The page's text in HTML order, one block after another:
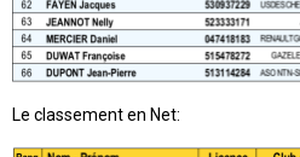
Le classement en Net: